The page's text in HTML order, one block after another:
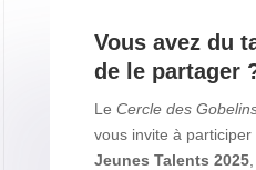
Vous avez du
de le partager
Le Cercle des
vous invite à participer
Jeunes Talents 2025